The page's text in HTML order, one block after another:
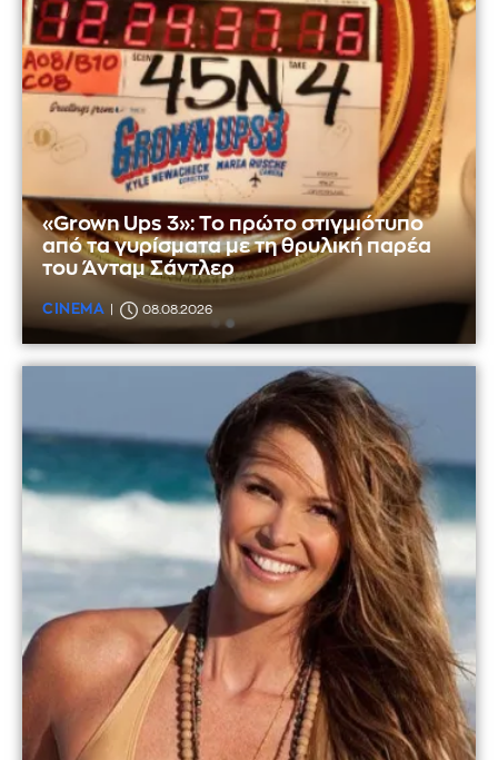
«Grown Ups 3»: Το πρώτο στιγμιότυπο
από τα γυρίσματα με τη θρυλική παρέα
του Άνταμ Σάντλερ
CINEMA 08.08.2026